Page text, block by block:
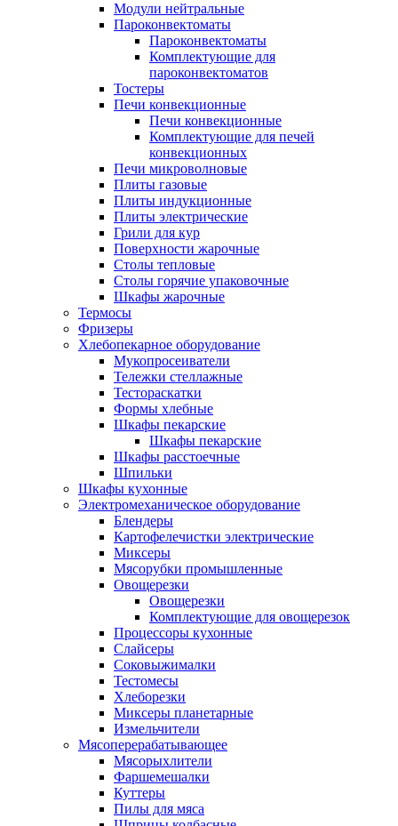
Модули нейтральные
Пароконвектоматы
Пароконвектоматы
Комплектующие для
пароконвектоматов
Тостеры
Печи конвекционные
Печи конвекционные
Комплектующие для печей
конвекционных
Печи микроволновые
Плиты газовые
Плиты индукционные
Плиты электрические
Грили для кур
Поверхности жарочные
Столы тепловые
Столы горячие упаковочные
Шкафы жарочные
Термосы
Фризеры
Хлебопекарное оборудование
Мукопросеиватели
Тележки стеллажные
Тестораскатки
Формы хлебные
Шкафы пекарские
Шкафы пекарские
Шкафы расстоечные
Шпильки
Шкафы кухонные
Электромеханическое оборудование
Блендеры
Картофелечистки электрические
Миксеры
Мясорубки промышленные
Овощерезки
Овощерезки
Комплектующие для овощерезок
Процессоры кухонные
Слайсеры
Соковыжималки
Тестомесы
Хлеборезки
Миксеры планетарные
Измельчители
Мясоперерабатывающее
Мясорыхлители
Фаршемешалки
Куттеры
Пилы для мяса